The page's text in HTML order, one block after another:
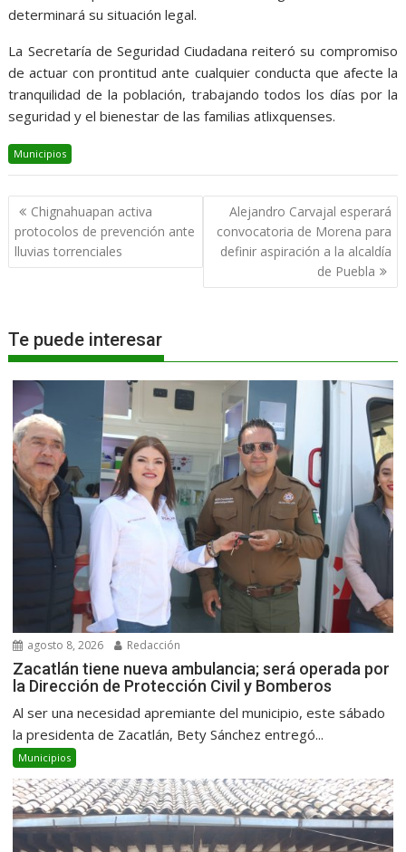
determinará su situación legal.
La Secretaría de Seguridad Ciudadana reiteró su compromiso
de actuar con prontitud ante cualquier conducta que afecte la
tranquilidad de la población, trabajando todos los días por la
seguridad y el bienestar de las familias atlixquenses.
Municipios
Navegación
de
entradas
Chignahuapan activa
protocolos de prevención ante
lluvias torrenciales
Alejandro Carvajal esperará
convocatoria de Morena para
definir aspiración a la alcaldía
de Puebla
Te puede interesar
agosto 8, 2026 Redacción
Zacatlán tiene nueva ambulancia; será operada por
la Dirección de Protección Civil y Bomberos
Al ser una necesidad apremiante del municipio, este sábado
la presidenta de Zacatlán, Bety Sánchez entregó...
Municipios